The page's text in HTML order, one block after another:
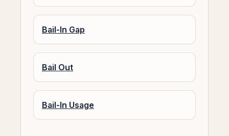
Bail-In Gap
Bail Out
Bail-In Usage